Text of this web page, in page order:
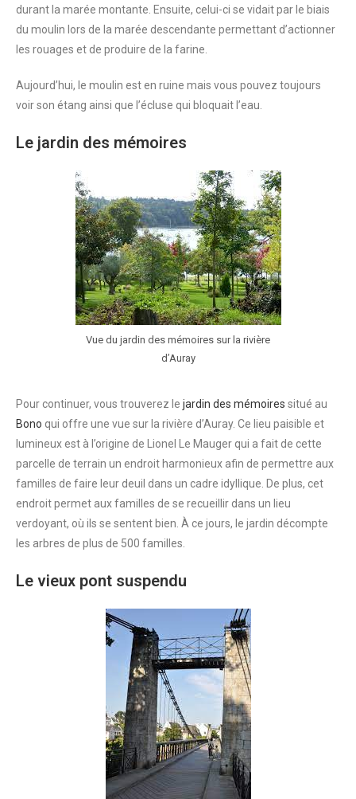
durant la marée montante. Ensuite, celui-ci se vidait par le biais
du moulin lors de la marée descendante permettant d’actionner
les rouages et de produire de la farine.
Aujourd’hui, le moulin est en ruine mais vous pouvez toujours
voir son étang ainsi que l’écluse qui bloquait l’eau.
Le jardin des mémoires
Vue du jardin des mémoires sur la rivière
d’Auray
Pour continuer, vous trouverez le jardin des mémoires situé au
Bono qui offre une vue sur la rivière d’Auray. Ce lieu paisible et
lumineux est à l’origine de Lionel Le Mauger qui a fait de cette
parcelle de terrain un endroit harmonieux afin de permettre aux
familles de faire leur deuil dans un cadre idyllique. De plus, cet
endroit permet aux familles de se recueillir dans un lieu
verdoyant, où ils se sentent bien. À ce jours, le jardin décompte
les arbres de plus de 500 familles.
Le vieux pont suspendu